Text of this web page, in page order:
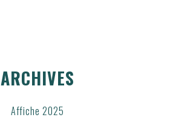
ARCHIVES
Affiche 2025